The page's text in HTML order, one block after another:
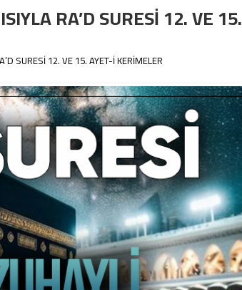
RA’D SURESİ 12. VE 15.
SURESİ 12. VE 15. AYET-İ KERİMELER